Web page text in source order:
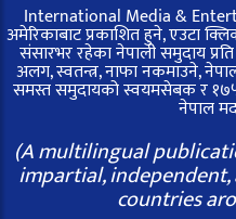
International Media &
अमेरिकाबाट प्रकाशित हुने, एउटा
संसारभर रहेका नेपाली समुदाय
अलग, स्वतन्त्र, नाफा नकमाउने,
समस्त समुदायको स्वयमसेबक र १७५
नेपाल
(A multilingual
impartial, independent,
countries